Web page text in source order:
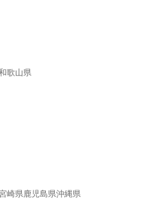
歌山県
崎県鹿児島県沖縄県